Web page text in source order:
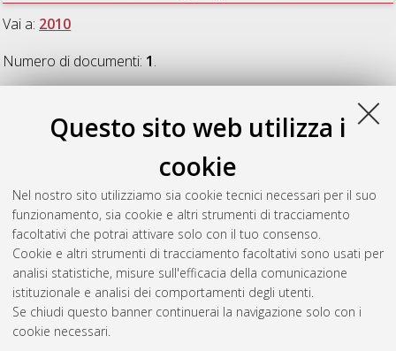
Questo sito web utilizza i
cookie
Nel nostro sito utilizziamo sia cookie tecnici necessari per il suo
funzionamento, sia cookie e altri strumenti di tracciamento
facoltativi che potrai attivare solo con il tuo consenso.
Cookie e altri strumenti di tracciamento facoltativi sono usati per
analisi statistiche, misure sull'efficacia della comunicazione
istituzionale e analisi dei comportamenti degli utenti.
Se chiudi questo banner continuerai la navigazione solo con i
cookie necessari.
Vai a: 2010
Numero di documenti: 1.
2010
(2010)Slope stability analysis by multi-
temporal DEMs and 3D modelling: The 2002 and 2007
Stromboli landslide events, [Dissertation thesis], Alma Mater
Studiorum Università di Bologna. Dottorato di ricerca in
Geofisica, 22 Ciclo.
Questa lista e' stata generata ilFri Aug 7 20:43:13 2026 CEST
Atom